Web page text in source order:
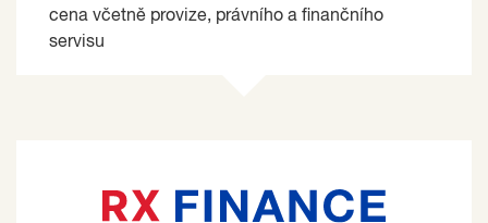
cena včetně provize, právního a finančního
servisu